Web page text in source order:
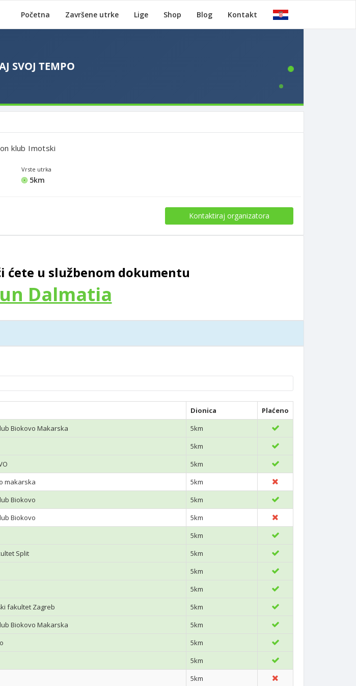
Početna Završene utrke Lige Shop Blog Kontakt
klub Imotski
Vrste utrka
5km
Kontaktiraj organizatora
ćete u službenom dokumentu
Dalmatia
Dionica
Plaćeno
Biokovo Makarska
5km
5km
5km
makarska
5km
Biokovo
5km
Biokovo
5km
5km
Split
5km
5km
5km
fakultet Zagreb
5km
Biokovo Makarska
5km
5km
5km
5km